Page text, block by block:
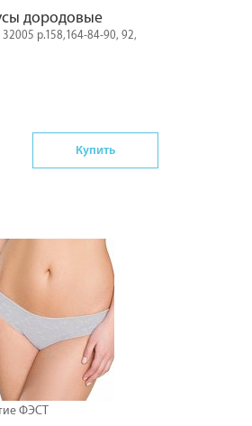
дородовые
32005 р.158,164-84-90, 92,
Купить
ФЭСТ